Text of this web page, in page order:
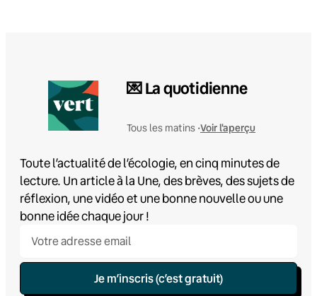
💌 La quotidienne
Tous les matins •Voir l'aperçu
Toute l’actualité de l’écologie, en cinq minutes de
lecture. Un article à la Une, des brèves, des sujets de
réflexion, une vidéo et une bonne nouvelle ou une
bonne idée chaque jour !
Je m’inscris (c’est gratuit)